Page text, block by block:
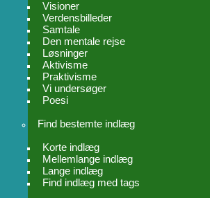
Visioner
Verdensbilleder
Samtale
Den mentale rejse
Løsninger
Aktivisme
Praktivisme
Vi undersøger
Poesi
Find bestemte indlæg
Korte indlæg
Mellemlange indlæg
Lange indlæg
Find indlæg med tags